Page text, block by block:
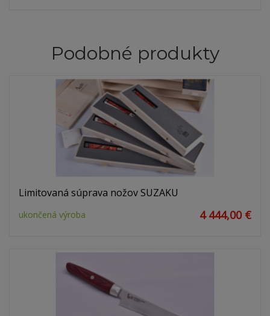
Podobné produkty
Limitovaná súprava nožov SUZAKU
ukončená výroba 4 444,00 €